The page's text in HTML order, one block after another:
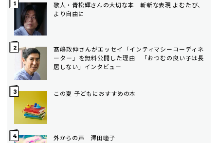
歌人・青松輝さんの大切な本 斬新な表現 よむたび、
より自由に
髙嶋政伸さんがエッセイ「インティマシーコーディネ
ーター」を無料公開した理由 「おつむの良い子は長
居しない」インタビュー
この夏 子どもにおすすめの本
外からの声 澤田瞳子